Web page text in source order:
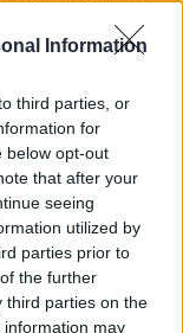
Information
third parties, or
for
below opt-out
that after your
seeing
utilized by
parties prior to
the further
third parties on the
information may